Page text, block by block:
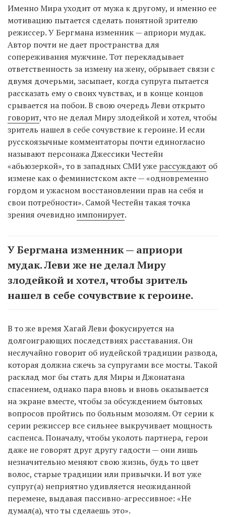
Именно Мира уходит от мужа к другому, и именно ее
мотивацию пытается сделать понятной зрителю
режиссер. У Бергмана изменник — априори мудак.
Автор почти не дает пространства для
сопереживания мужчине. Тот перекладывает
ответственность за измену на жену, обрывает связи с
двумя дочерьми, засыпает, когда супруга пытается
рассказать ему о своих чувствах, и в конце концов
срывается на побои. В свою очередь Леви открыто
говорит, что не делал Миру злодейкой и хотел, чтобы
зритель нашел в себе сочувствие к героине. И если
русскоязычные комментаторы почти единогласно
называют персонажа Джессики Честейн
«абьюзеркой», то в западных СМИ уже рассуждают об
измене как о феминистском акте — «одновременно
гордом и ужасном восстановлении прав на себя и
свои потребности». Самой Честейн такая точка
зрения очевидно импонирует.
У Бергмана изменник — априори
мудак. Леви же не делал Миру
злодейкой и хотел, чтобы зритель
нашел в себе сочувствие к героине.
В то же время Хагай Леви фокусируется на
долгоиграющих последствиях расставания. Он
неслучайно говорит об иудейской традиции развода,
которая должна сжечь за супругами все мосты. Такой
расклад мог бы стать для Миры и Джонатана
спасением, однако пара вновь и вновь оказывается
на экране вместе, чтобы за обсуждением бытовых
вопросов пройтись по больным мозолям. От серии к
серии режиссер все сильнее выкручивает мощность
саспенса. Поначалу, чтобы уколоть партнера, герои
даже не говорят друг другу гадости — они лишь
незначительно меняют свою жизнь, будь то цвет
волос, старые традиции или привычки. И вот уже
супруг(а) неприятно удивляется неожиданной
перемене, выдавая пассивно-агрессивное: «Не
думал(а), что ты сделаешь это».